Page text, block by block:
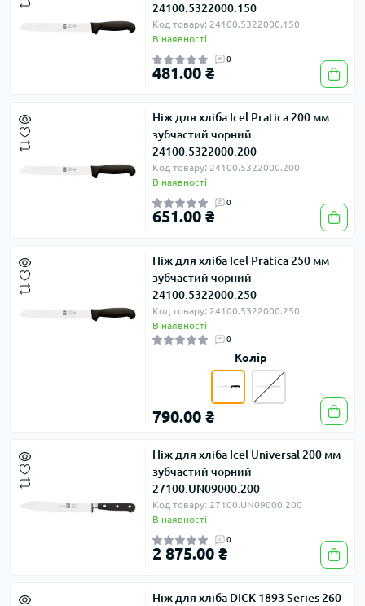
24100.5322000.150
Код товару: 24100.5322000.150
В наявності
0
481.00 ₴
Ніж для хліба Icel Pratica 200 мм
зубчастий чорний
24100.5322000.200
Код товару: 24100.5322000.200
В наявності
0
651.00 ₴
Ніж для хліба Icel Pratica 250 мм
зубчастий чорний
24100.5322000.250
Код товару: 24100.5322000.250
В наявності
0
Колір
790.00 ₴
Ніж для хліба Icel Universal 200 мм
зубчастий чорний
27100.UN09000.200
Код товару: 27100.UN09000.200
В наявності
0
2 875.00 ₴
Ніж для хліба DICK 1893 Series 260